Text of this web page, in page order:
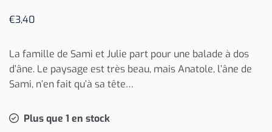
€3,40
La famille de Sami et Julie part pour une balade à dos
d’âne. Le paysage est très beau, mais Anatole, l’âne de
Sami, n’en fait qu’à sa tête…
Plus que 1 en stock